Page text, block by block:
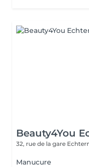
Beauty4You
32, rue de la gare
Manucure